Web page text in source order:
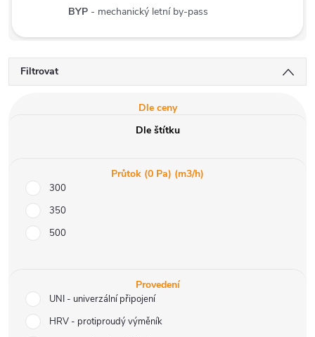
BYP - mechanický letní by-pass
Filtrovat
Dle ceny
Dle štítku
Průtok (0 Pa) (m3/h)
300
350
500
Provedení
UNI - univerzální připojení
HRV - protiproudý výměník